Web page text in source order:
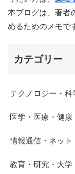
本ブログは、著者
めるためのメモで
カテゴリー
テクノロジー・科
医学・医療・健康
情報通信・ネット
教育・研究・大学